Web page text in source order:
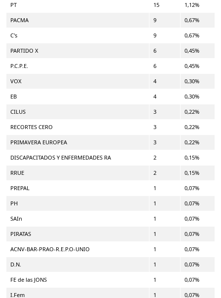
PT 15 1,12%
PACMA 9 0,67%
C's 9 0,67%
PARTIDO X 6 0,45%
P.C.P.E. 6 0,45%
VOX 4 0,30%
EB 4 0,30%
CILUS 3 0,22%
RECORTES CERO 3 0,22%
PRIMAVERA EUROPEA 3 0,22%
DISCAPACITADOS Y ENFERMEDADES RA 2 0,15%
RRUE 2 0,15%
PREPAL 1 0,07%
PH 1 0,07%
SAIn 1 0,07%
PIRATAS 1 0,07%
ACNV-BAR-PRAO-R.E.P.O-UNIO 1 0,07%
D.N. 1 0,07%
FE de las JONS 1 0,07%
I.Fem 1 0,07%